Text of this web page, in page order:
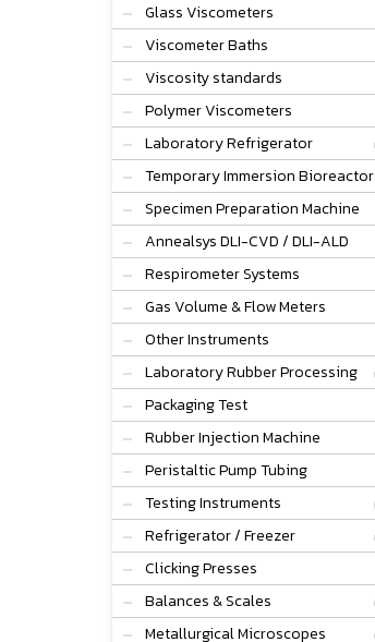
Glass Viscometers
Viscometer Baths
Viscosity standards
Polymer Viscometers
Laboratory Refrigerator
Temporary Immersion Bioreactor
Specimen Preparation Machine
Annealsys DLI-CVD / DLI-ALD
Respirometer Systems
Gas Volume & Flow Meters
Other Instruments
Laboratory Rubber Processing
Packaging Test
Rubber Injection Machine
Peristaltic Pump Tubing
Testing Instruments
Refrigerator / Freezer
Clicking Presses
Balances & Scales
Metallurgical Microscopes